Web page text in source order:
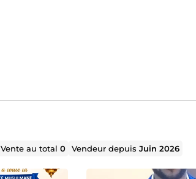
Vente au total0 Vendeur depuisJuin 2026